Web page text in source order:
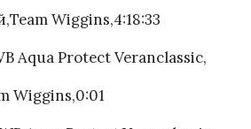
Wiggins,4:18:33
Aqua Protect Veranclassic,
Wiggins,0:01